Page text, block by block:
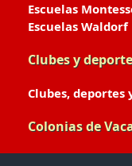
Escuelas
Escuelas Waldorf
Clubes y
Clubes, deportes
Colonias de